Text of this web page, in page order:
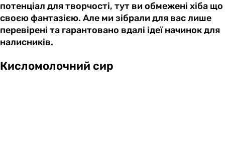
потенціал для творчості, тут ви обмежені хіба що
своєю фантазією. Але ми зібрали для вас лише
перевірені та гарантовано вдалі ідеї начинок для
налисників.
Кисломолочний сир